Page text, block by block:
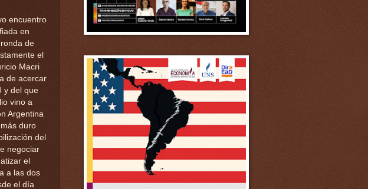
encuentro
en
de
el
Macri
de acercar
y del que
vino a
Argentina
duro
del
negociar
el
a las dos
el día